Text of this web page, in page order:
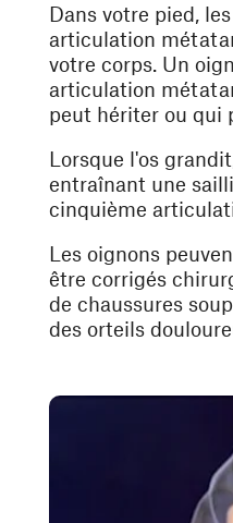
Dans votre pied,
articulation
votre corps. Un
articulation
peut hériter ou qui
Lorsque l'os
entraînant une
cinquième
Les oignons
être corrigés
de chaussures
des orteils